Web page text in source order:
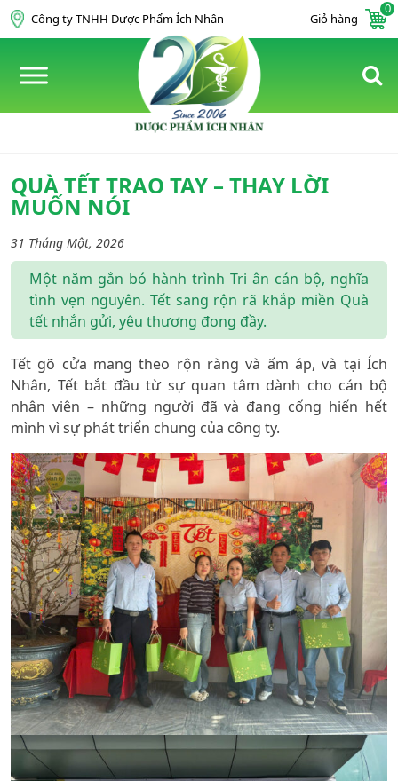
Skip to content
Công ty TNHH Dược Phẩm Ích Nhân Giỏ hàng
0
QUÀ TẾT TRAO TAY – THAY LỜI
MUỐN NÓI
31 Tháng Một, 2026
Một năm gắn bó hành trình Tri ân cán bộ, nghĩa
tình vẹn nguyên. Tết sang rộn rã khắp miền Quà
tết nhắn gửi, yêu thương đong đầy.
Tết gõ cửa mang theo rộn ràng và ấm áp, và tại Ích
Nhân, Tết bắt đầu từ sự quan tâm dành cho cán bộ
nhân viên – những người đã và đang cống hiến hết
mình vì sự phát triển chung của công ty.